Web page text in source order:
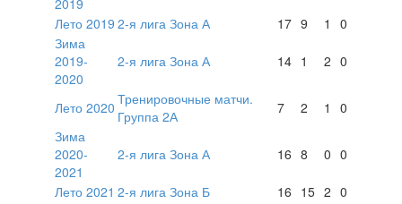
2019
Лето 2019 2-я лига Зона А 17 9 1
0
Зима
2019-
2020
2-я лига Зона А 14 1 2 0
Лето 2020 Тренировочные матчи.
Группа 2А
7 2 1
0
Зима
2020-
2021
2-я лига Зона А 16 8 0 0
Лето 2021 2-я лига Зона Б 16 15 2 0